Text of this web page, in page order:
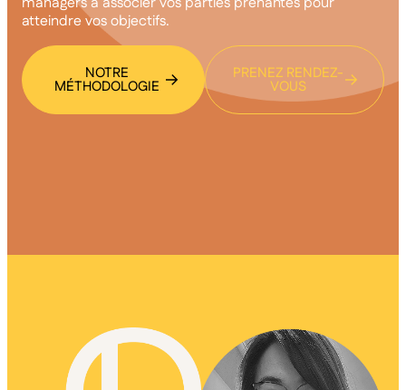
atteindre vos objectifs.
NOTRE
MÉTHODOLOGIE
PRENEZ RENDEZ-
VOUS